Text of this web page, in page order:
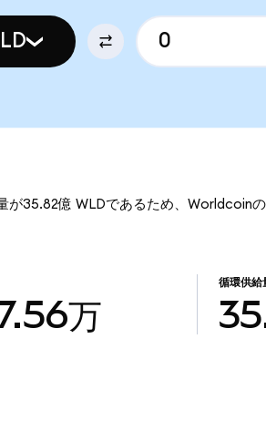
35.82億 WLDであるため、Worldcoin
万
循環供給